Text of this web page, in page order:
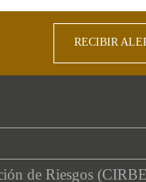
RECIBIR
de Riesgos